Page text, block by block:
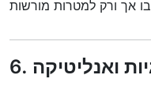
ואנליטיקה